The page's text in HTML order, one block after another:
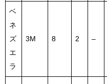
ベ
ネ
ズ
エ
ラ
3M 8 2 –